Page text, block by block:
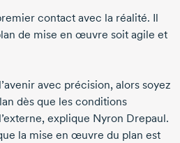
contact avec la réalité. Il
de mise en œuvre soit agile et
avec précision, alors soyez
dès que les conditions
explique Nyron Drepaul.
la mise en œuvre du plan est